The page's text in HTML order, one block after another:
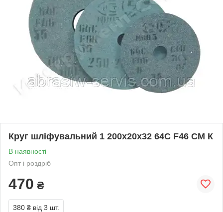
Круг шліфувальний 1 200х20х32 64С F46 СМ К
В наявності
Опт і роздріб
470 ₴
380 ₴ від 3 шт.